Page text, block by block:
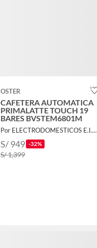
OSTER
CAFETERA AUTOMATICA
PRIMALATTE TOUCH 19
BARES BVSTEM6801M
Por ELECTRODOMESTICOS E.I.R.L
S/ 949 -32%
S/ 1,399